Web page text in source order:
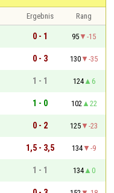
Ergebnis
Rang
0 - 1 95
-15
0 - 3 130
-35
1 - 1 124
6
1 - 0 102
22
0 - 2 125
-23
1,5 - 3,5 134
-9
1 - 1 134
0